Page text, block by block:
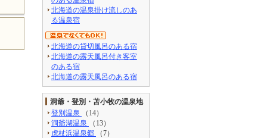
北海道の温泉掛け流しのあ
る温泉宿
北海道の貸切風呂のある宿
北海道の露天風呂付き客室
のある宿
北海道の露天風呂のある宿
洞爺・登別・苫小牧の温泉地
登別温泉
（14）
洞爺湖温泉
（13）
虎杖浜温泉郷
（7）